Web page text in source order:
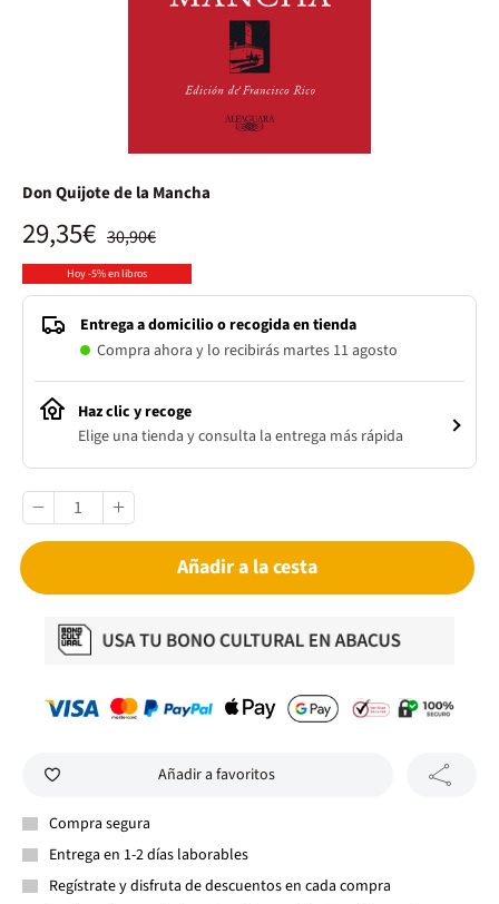
Don Quijote de la Mancha
30,90€
29,35€
Hoy -5% en libros
Entrega a domicilio o recogida en tienda
Compra ahora y lo recibirás martes 11 agosto
Haz clic y recoge
Elige una tienda y consulta la entrega más rápida
Añadir a la cesta
Añadir a favoritos
Compra segura
Entrega en 1-2 días laborables
Regístrate y disfruta de descuentos en cada compra